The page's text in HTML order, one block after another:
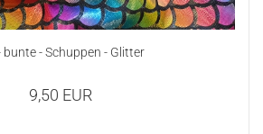
bunte - Schuppen - Glitter
9,50 EUR